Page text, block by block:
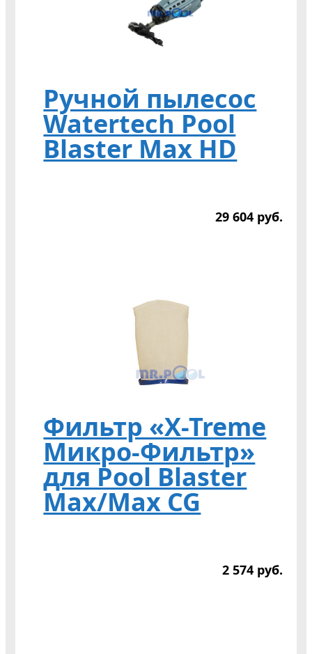
Ручной пылесос
Watertech Pool
Blaster Max HD
29 604 руб.
Фильтр «X-Treme
Микро-Фильтр»
для Pool Blaster
Max/Max CG
2 574 руб.